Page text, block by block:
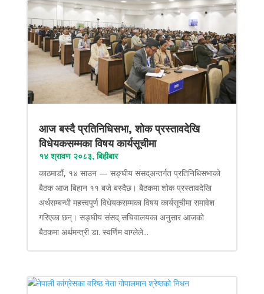
आज बस्दै प्रतिनिधिसभा, शोक प्रस्तावदेखि
विधेयकसम्मका विषय कार्यसूचीमा
१४ श्रावण २०८३, बिहीबार
काठमाडौं, १४ साउन — सङ्घीय संसद्अन्तर्गत प्रतिनिधिसभाको
बैठक आज बिहान ११ बजे बस्दैछ। बैठकमा शोक प्रस्तावदेखि
अर्थसम्बन्धी महत्त्वपूर्ण विधेयकसम्मका विषय कार्यसूचीमा समावेश
गरिएका छन्। सङ्घीय संसद् सचिवालयका अनुसार आजको
बैठकमा अर्थमन्त्री डा. स्वर्णिम वाग्लेले...